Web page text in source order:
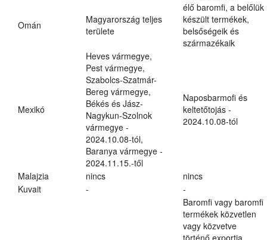
Omán
Magyarország teljes
területe
élő baromfi, a belőlük
készült termékek,
belsőségeik és
származékaik
Mexikó
Heves vármegye,
Pest vármegye,
Szabolcs-Szatmár-
Bereg vármegye,
Békés és Jász-
Nagykun-Szolnok
vármegye -
2024.10.08-tól,
Baranya vármegye -
2024.11.15.-től
Naposbarmofi és
keltetőtojás -
2024.10.08-tól
Malajzia nincs
nincs
Kuvait
- -
Baromfi vagy baromfi
termékek közvetlen
vagy közvetve